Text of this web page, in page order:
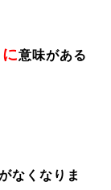
意味がある
なくなりま